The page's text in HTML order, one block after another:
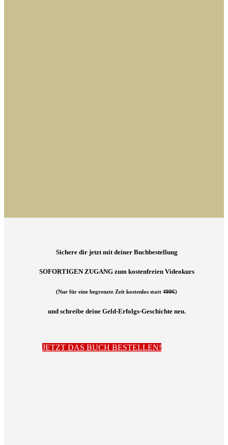
Sichere dir jetztmit deiner Buchbestellung
SOFORTIGEN ZUGANG zum kostenfreien Videokurs
(Nur für eine begrenzte Zeit kostenlos statt 499€)
und schreibe deine Geld-Erfolgs-Geschichte neu.
JETZT DAS BUCH BESTELLEN!